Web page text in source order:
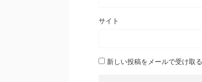
サイト
新しい投稿をメールで受け取る